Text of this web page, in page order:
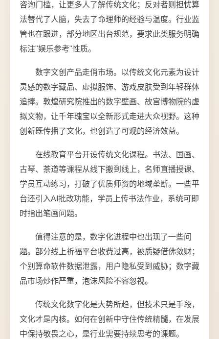
咨询门槛，让更多人了解传统文化；反对者则担忧算
法替代了人脑，失去了命理师的经验与温度。行业监
管也在跟进，部分地区出台规范，要求此类服务明确
标注"娱乐参考"性质。
数字文创产品走俏市场。以传统文化元素为设计
灵感的数字藏品、虚拟服饰、游戏皮肤受到年轻群体
追捧。敦煌研究院推出的数字壁画、故宫博物院的虚
拟文物，让千年瑰宝以全新形式走进大众视野。这种
创新既传播了文化，也创造了可观的经济效益。
在线教育平台开设传统文化课程。书法、国画、
古琴、茶道等课程从线下搬到线上，名师直播授课、
学员互动练习，打破了优质师资的地域垄断。一些平
台还引入AI批改功能，学员上传书法作业，系统可即
时指出笔画问题。
值得注意的是，数字化进程中也出现了一些问
题。部分线上祈福平台收费过高，被质疑借佛敛财；
个别算命软件数据泄露，用户隐私受到威胁；数字藏
品市场炒作严重，泡沫风险不容忽视。
传统文化数字化是大势所趋，但技术只是手段，
文化才是内核。如何在创新中守住传统精髓，在发展
中保持敬畏之心，是行业需要持续思考的课题。